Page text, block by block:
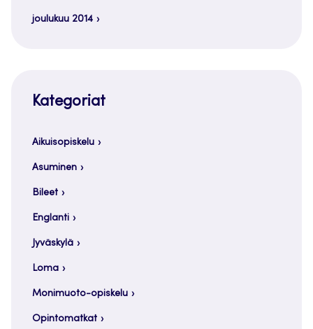
joulukuu 2014
Kategoriat
Aikuisopiskelu
Asuminen
Bileet
Englanti
Jyväskylä
Loma
Monimuoto-opiskelu
Opintomatkat